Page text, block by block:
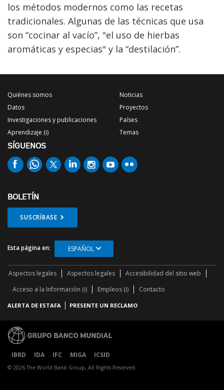
los métodos modernos como las recetas
tradicionales. Algunas de las técnicas que usa
son “cocinar al vacío”, "el uso de hierbas
aromáticas y especias" y la “destilación”.
Quiénes somos
Datos
Investigaciones y publicaciones
Aprendizaje (i)
Noticias
Proyectos
Países
Temas
SÍGUENOS
BOLETÍN
SUSCRÍBASE
Esta página en: ESPAÑOL
Aspectos legales Aspectos legales
Accesibilidad del sitio web
Acceso a la Información (i)
Empleos (i) Contacto
ALERTA DE ESTAFA PRESENTE UN RECLAMO
IBRD IDA IFC MIGA ICSID
© 2026 The World Bank Group, All Rights Reserved.